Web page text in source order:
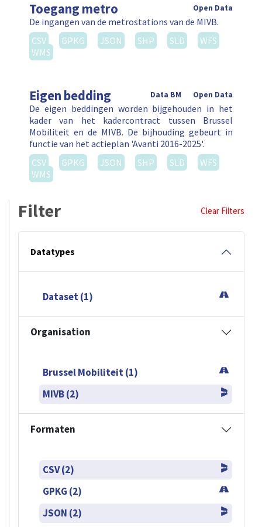
Toegang metro Open Data
De ingangen van de metrostations van de MIVB.
CSV
GPKG JSON SHP SLD
WFS
WMS
Eigen bedding Open Data
Data BM
De eigen beddingen worden bijgehouden in het
kader van het kadercontract tussen Brussel
Mobiliteit en de MIVB. De bijhouding gebeurt in
functie van het actieplan 'Avanti 2016-2025'.
CSV
GPKG JSON SHP SLD
WFS
WMS
Filter Clear Filters
Datatypes
Dataset (1)
Organisation
Brussel Mobiliteit (1)
MIVB (2)
Formaten
CSV (2)
GPKG (2)
JSON (2)